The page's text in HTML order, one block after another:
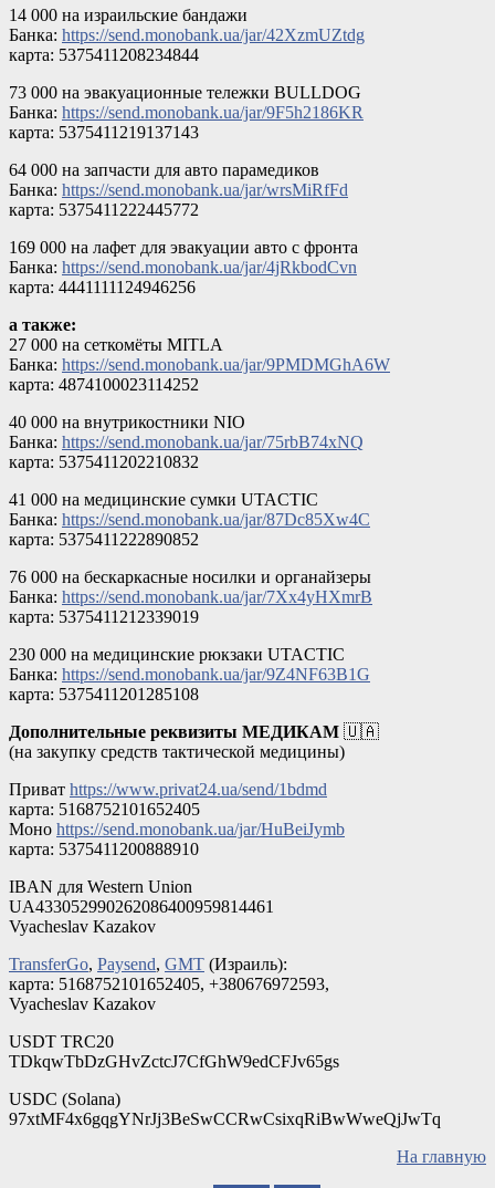
14 000 на израильские бандажи
Банка: https://send.monobank.ua/jar/42XzmUZtdg
карта: 5375411208234844
73 000 на эвакуационные тележки BULLDOG
Банка: https://send.monobank.ua/jar/9F5h2186KR
карта: 5375411219137143
64 000 на запчасти для авто парамедиков
Банка: https://send.monobank.ua/jar/wrsMiRfFd
карта: 5375411222445772
169 000 на лафет для эвакуации авто с фронта
Банка: https://send.monobank.ua/jar/4jRkbodCvn
карта: 4441111124946256
а также:
27 000 на сеткомёты MITLA
Банка: https://send.monobank.ua/jar/9PMDMGhA6W
карта: 4874100023114252
40 000 на внутрикостники NIO
Банка: https://send.monobank.ua/jar/75rbB74xNQ
карта: 5375411202210832
41 000 на медицинские сумки UTACTIC
Банка: https://send.monobank.ua/jar/87Dc85Xw4C
карта: 5375411222890852
76 000 на бескаркасные носилки и органайзеры
Банка: https://send.monobank.ua/jar/7Xx4yHXmrB
карта: 5375411212339019
230 000 на медицинские рюкзаки UTACTIC
Банка: https://send.monobank.ua/jar/9Z4NF63B1G
карта: 5375411201285108
Дополнительные реквизиты МЕДИКАМ 🇺🇦
(на закупку средств тактической медицины)
Приват https://www.privat24.ua/send/1bdmd
карта: 5168752101652405
Моно https://send.monobank.ua/jar/HuBeiJymb
карта: 5375411200888910
IBAN для Western Union
UA433052990262086400959814461
Vyacheslav Kazakov
TransferGo, Paysend, GMT (Израиль):
карта: 5168752101652405, +380676972593,
Vyacheslav Kazakov
USDT TRC20
TDkqwTbDzGHvZctcJ7CfGhW9edCFJv65gs
USDC (Solana)
97xtMF4x6gqgYNrJj3BeSwCCRwCsixqRiBwWweQjJwTq
На главную